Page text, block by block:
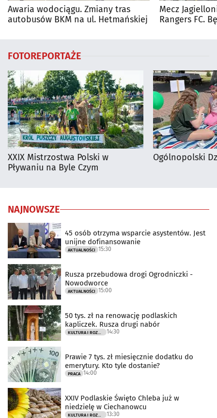
Awaria wodociągu. Zmiany tras
autobusów BKM na ul. Hetmańskiej
Mecz
Rangers FC.
FOTOREPORTAŻE
XXIX Mistrzostwa Polski w
Pływaniu na Byle Czym
Ogólnopolski
NAJNOWSZE
45 osób otrzyma wsparcie asystentów. Jest
unijne dofinansowanie
AKTUALNOŚCI 15:30
Rusza przebudowa drogi Ogrodniczki -
Nowodworce
AKTUALNOŚCI 15:00
50 tys. zł na renowację podlaskich
kapliczek. Rusza drugi nabór
14:30
Prawie 7 tys. zł miesięcznie dodatku do
emerytury. Kto tyle dostanie?
PRACA 14:00
XXIV Podlaskie Święto Chleba już w
niedzielę w Ciechanowcu
13:30